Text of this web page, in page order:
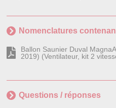
Nomenclatures
Ballon Saunier Duval
2019) (Ventilateur, kit 2
Questions / réponses